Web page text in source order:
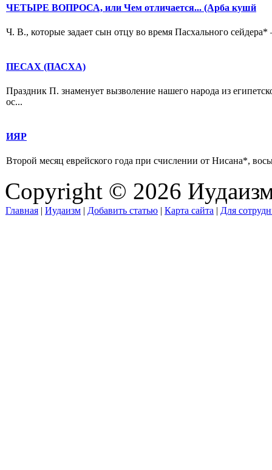
ЧЕТЫРЕ ВОПРОСА, или Чем отличается... (Арба кушй
Ч. В., которые задает сын отцу во время Пасхального
ПЕСАХ (ПАСХА)
Праздник П. знаменует вызволение нашего народа из
ос...
ИЯР
Второй месяц еврейского года при счислении от Нисана*,
Copyright © 2026
Главная | Иудаизм | Добавить статью | Карта сайта | Для